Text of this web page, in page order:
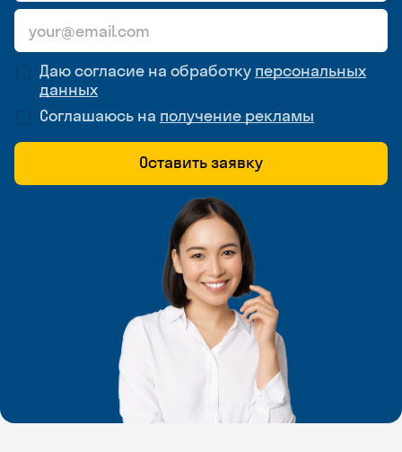
Даю согласие на обработку персональных
данных
Соглашаюсь на получение рекламы
Оставить заявку